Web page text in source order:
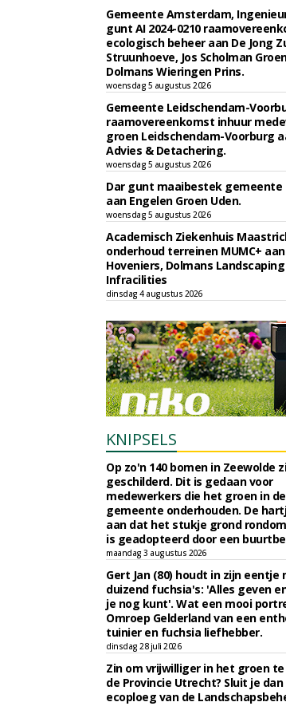
Gemeente Amsterdam,
gunt AI 2024-0210
ecologisch beheer aan De Jong
Struunhoeve, Jos Scholman
Dolmans Wieringen Prins.
woensdag 5 augustus 2026
Gemeente Leidschendam-
raamovereenkomst inhuur
groen Leidschendam-Voorburg
Advies & Detachering.
woensdag 5 augustus 2026
Dar gunt maaibestek gemeente
aan Engelen Groen Uden.
woensdag 5 augustus 2026
Academisch Ziekenhuis
onderhoud terreinen MUMC+
Hoveniers, Dolmans
Infracilities
dinsdag 4 augustus 2026
KNIPSELS
Op zo'n 140 bomen in Zeewolde
geschilderd. Dit is gedaan voor
medewerkers die het groen in de
gemeente onderhouden. De
aan dat het stukje grond
is geadopteerd door een
maandag 3 augustus 2026
Gert Jan (80) houdt in zijn eentje
duizend fuchsia's: 'Alles geven
je nog kunt'. Wat een mooi
Omroep Gelderland van een
tuinier en fuchsia liefhebber.
dinsdag 28 juli 2026
Zin om vrijwilliger in het groen
de Provincie Utrecht? Sluit je dan
ecoploeg van de